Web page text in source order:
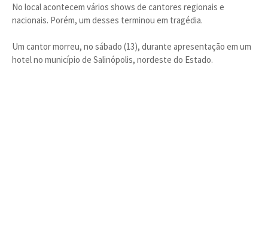
No local acontecem vários shows de cantores regionais e
nacionais. Porém, um desses terminou em tragédia.
Um cantor morreu, no sábado (13), durante apresentação em um
hotel no município de Salinópolis, nordeste do Estado.